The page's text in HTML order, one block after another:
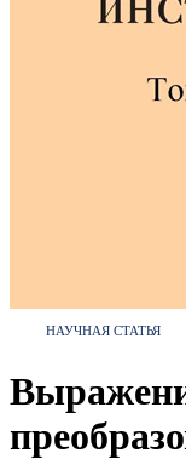
НАУЧНАЯ СТАТЬЯ